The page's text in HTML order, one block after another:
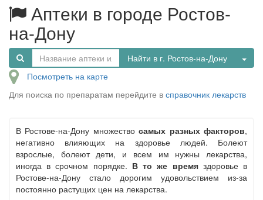
Аптеки в городе Ростов-
на-Дону
Найти в г. Ростов-на-Дону
Посмотреть на карте
Для поиска по препаратам перейдите в справочник лекарств
В Ростове-на-Дону множествосамых разных факторов,
негативно влияющих на здоровье людей. Болеют
взрослые, болеют дети, и всем им нужны лекарства,
иногда в срочном порядке. В то же времяздоровье в
Ростове-на-Дону стало дорогим удовольствием из-за
постоянно растущих цен на лекарства.